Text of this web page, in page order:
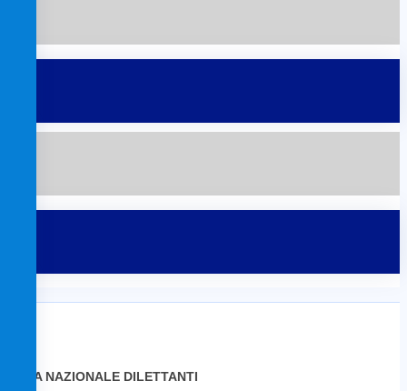
LEGA NAZIONALE DILETTANTI